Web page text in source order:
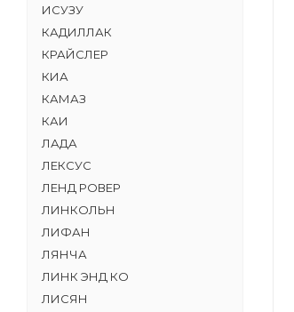
ИСУЗУ
КАДИЛЛАК
КРАЙСЛЕР
КИА
КАМАЗ
КАИ
ЛАДА
ЛЕКСУС
ЛЕНД РОВЕР
ЛИНКОЛЬН
ЛИФАН
ЛЯНЧА
ЛИНК ЭНД КО
ЛИСЯН